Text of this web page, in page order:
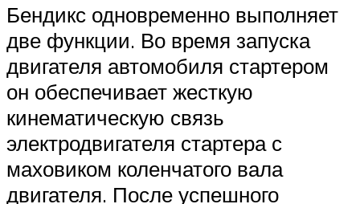
Бендикс одновременно выполняет
две функции. Во время запуска
двигателя автомобиля стартером
он обеспечивает жесткую
кинематическую связь
электродвигателя стартера с
маховиком коленчатого вала
двигателя. После успешного